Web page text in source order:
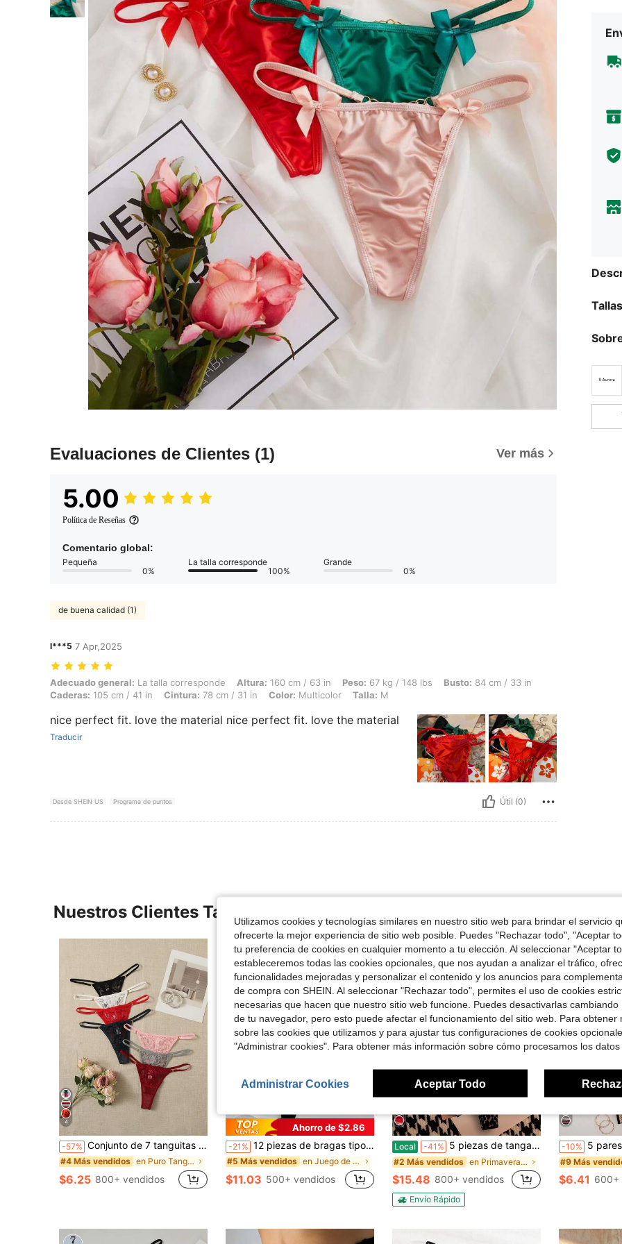
Evaluaciones de Clientes (1) Ver más
5.00
Política de Reseñas
Comentario global:
Pequeña
0%
La talla corresponde
100%
Grande
0%
de buena calidad (1)
l***5 7 Apr,2025
Adecuado general: La talla corresponde, Altura: 160 cm / 63 in, Peso: 67 kg / 148 lbs, Busto: 84 cm / 33 in, Caderas: 105 cm / 41 in, Cintura: 78 cm /
Adecuado general: La talla corresponde Altura: 160 cm / 63 in Peso: 67 kg / 148 lbs Busto: 84 cm / 33 in
Caderas: 105 cm / 41 in Cintura: 78 cm / 31 in Color: Multicolor Talla: M
nice perfect fit. love the material nice perfect fit. love the material
Traducir
Desde SHEIN US Programa de puntos Útil (0)
Nuestros Clientes También Vieron
4
-57% Conjunto de 7 tanguitas de encaje, lencería sexy
#4 Más vendidos
(1000+)
#4 Más vendidos
en Puro Tangas de mujer
(1000+)
#4 Más vendidos
en Puro Tangas de mujer
(1000+)
#4 Más vendidos
en Puro Tangas de mujer
(1000+)
$6.25 800+ vendidos
Ahorro de $2.86
-21% 12 piezas de bragas tipo tanga acanaladas de colores surtidos para mujer, para uso diario
#5 Más vendidos
en Juego de 12 piezas Tangas de mujer
(1000+)
#5 Más vendidos
en Juego de 12 piezas Tangas de mujer
(1000+)
#5 Más vendidos
en Juego de 12 piezas Tangas de mujer
(1000+)
#5 Más vendidos
en Juego de 12 piezas Tangas de mujer
(1000+)
$11.03 500+ vendidos
Local -41% 5 piezas de tangas de tiro bajo con pedrería para mujer, suaves, transpirables, elásticas, lencería sexy
#2 Más vendidos en Primavera Tangas de mujer
$15.48 800+ vendidos
Envío Rápido
-10% 5 pares de bragas tipo
#9 Más
$6.41 600+
Utilizamos cookies y tecnologías similares en nuestro sitio web para brindar el servicio
ofrecerte la mejor experiencia de sitio web posible. Puedes "Rechazar todo", "Aceptar
tu preferencia de cookies en cualquier momento a tu elección. Al seleccionar "Aceptar
estableceremos todas las cookies opcionales, que nos ayudan a analizar el tráfico,
funcionalidades mejoradas y personalizar el contenido y los anuncios para
de compra con SHEIN. Al seleccionar "Rechazar todo", permites el uso de cookies
necesarias que hacen que nuestro sitio web funcione. Puedes desactivarlas cambiando
de tu navegador, pero esto puede afectar el funcionamiento del sitio web. Para obtener
sobre las cookies que utilizamos y para ajustar tus configuraciones de cookies
"Administrar cookies". Para obtener más información sobre cómo procesamos los datos
Administrar Cookies Aceptar Todo